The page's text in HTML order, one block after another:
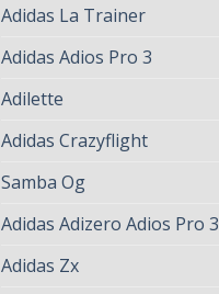
Adidas La Trainer
Adidas Adios Pro 3
Adilette
Adidas Crazyflight
Samba Og
Adidas Adizero Adios Pro 3
Adidas Zx